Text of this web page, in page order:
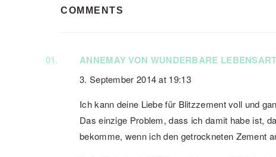
INTERACTIONS
COMMENTS
ANNEMAY VON WUNDERBARE LEBENSART
3. September 2014 at 19:13
Ich kann deine Liebe für Blitzzement voll und
Das einzige Problem, dass ich damit habe ist,
bekomme, wenn ich den getrockneten Zement